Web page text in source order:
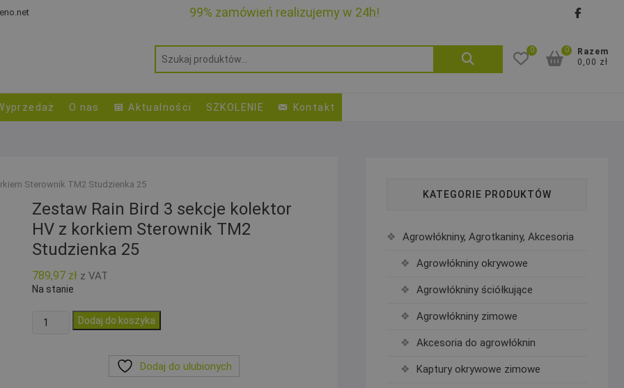
99% zamówień realizujemy w 24h!
Szukaj: 0
Razem
0,00 zł
0
O nas Aktualności SZKOLENIE Kontakt
Sterownik TM2 Studzienka 25
Zestaw Rain Bird 3 sekcje kolektor
HV z korkiem Sterownik TM2
Studzienka 25
789,97 zł z VAT
Na stanie
ilość
Dodaj do koszyka
Dodaj do ulubionych
KATEGORIE PRODUKTÓW
Agrowłókniny, Agrotkaniny, Akcesoria
Agrowłókniny okrywowe
Agrowłókniny ściółkujące
Agrowłókniny zimowe
Akcesoria do agrowłóknin
Kaptury okrywowe zimowe